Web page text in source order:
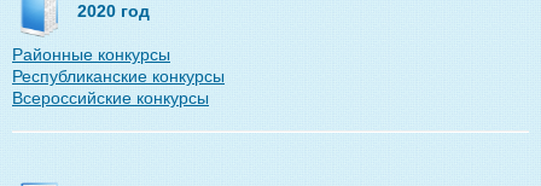
2020 год
Районные конкурсы
Республиканские конкурсы
Всероссийские конкурсы